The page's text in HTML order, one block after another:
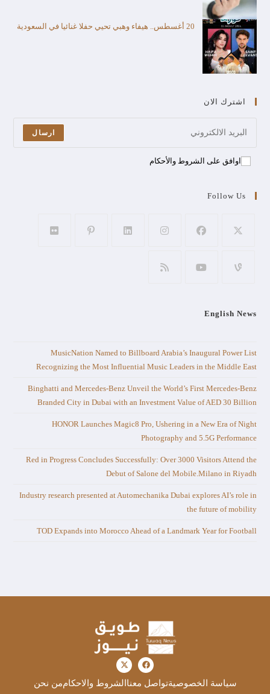
20 أغسطس.. هيفاء وهبي تحيي حفلا غنائيا في السعودية
اشترك الان
ارسال
اوافق على الشروط والأحكام
Follow Us
English News
MusicNation Named to Billboard Arabia’s Inaugural Power List
Recognizing the Most Influential Music Leaders in the Middle East
Binghatti and Mercedes-Benz Unveil the World’s First Mercedes-Benz
Branded City in Dubai with an Investment Value of AED 30 Billion
HONOR Launches Magic8 Pro, Ushering in a New Era of Night
Photography and 5.5G Performance
Red in Progress Concludes Successfully: Over 3000 Visitors Attend the
Debut of Salone del Mobile.Milano in Riyadh
Industry research presented at Automechanika Dubai explores AI’s role in
the future of mobility
TOD Expands into Morocco Ahead of a Landmark Year for Football
سياسة الخصوصيةتواصل معنا الشروط والاحكاممن نحن